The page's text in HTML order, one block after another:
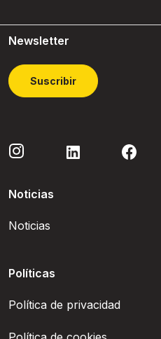
Newsletter
Suscribir
Noticias
Noticias
Políticas
Política de privacidad